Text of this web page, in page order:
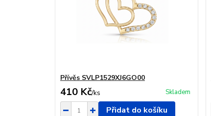
Přívěs SVLP1529XJ6GO00
410 Kč/ks Skladem
Přidat do košíku